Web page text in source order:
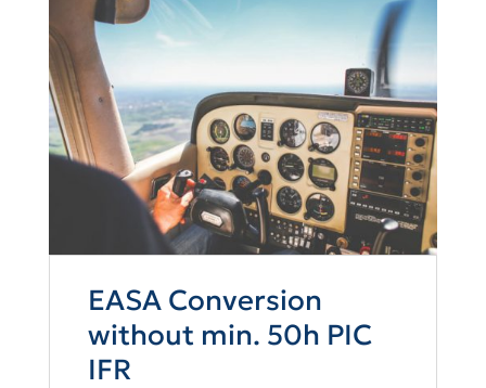
EASA Conversion
without min. 50h PIC
IFR